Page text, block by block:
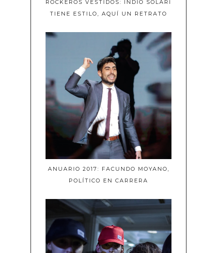
ROCKEROS VESTIDOS: INDIO SOLARI
TIENE ESTILO, AQUÍ UN RETRATO
ANUARIO 2017: FACUNDO MOYANO,
POLÍTICO EN CARRERA